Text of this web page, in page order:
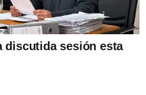
discutida sesión esta